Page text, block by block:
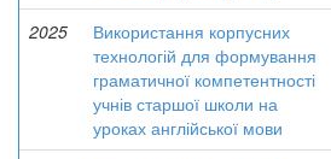
2025
Використання корпусних
технологій для формування
граматичної компетентності
учнів старшої школи на
уроках англійської мови